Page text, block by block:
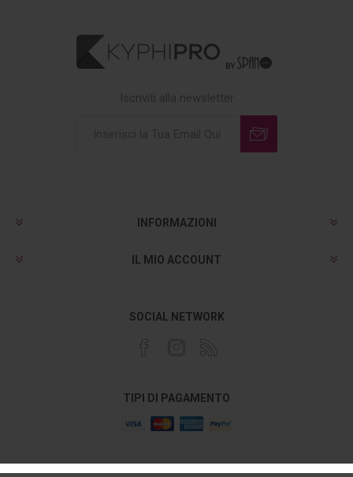
INFORMAZIONI
IL MIO ACCOUNT
SOCIAL NETWORK
TIPI DI PAGAMENTO